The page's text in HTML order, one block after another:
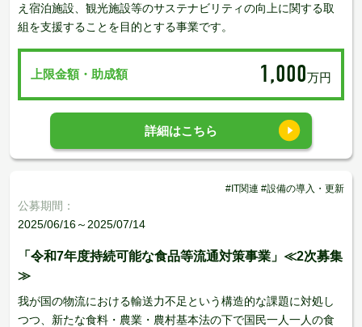
え宿泊施設、観光施設等のサステナビリティの向上に関する取
組を支援することを目的とする事業です。
上限金額・助成額 1,000万円
詳細はこちら
#IT関連 #設備の導入・更新
公募期間：
2025/06/16～2025/07/14
「令和7年度持続可能な食品等流通対策事業」≪2次募集
≫
我が国の物流における輸送力不足という構造的な課題に対処し
つつ、新たな食料・農業・農村基本法の下で国民一人一人の食